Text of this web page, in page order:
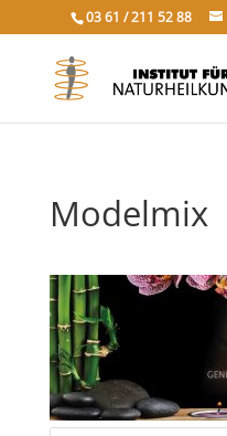
03 61 / 211 52 88
Modelmix